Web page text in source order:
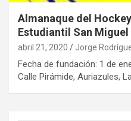
Almanaque del
Estudiantil San Miguel
abril 21, 2020 Jorge
Fecha de fundación: 1 de
Calle Pirámide, Auriazules,